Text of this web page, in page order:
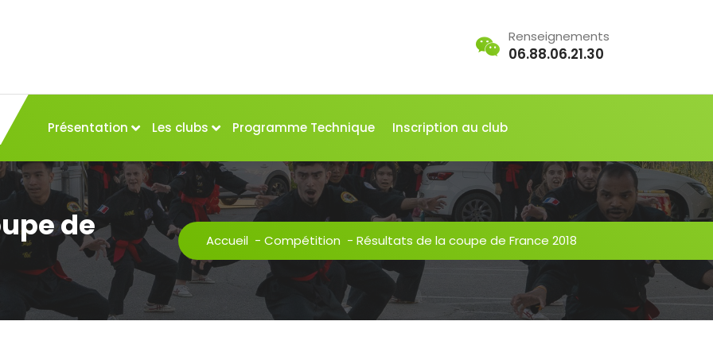
Renseignements
06.88.06.21.30
Présentation Les clubs Programme Technique Inscription au club
de
Accueil - Compétition - Résultats de la coupe de France 2018